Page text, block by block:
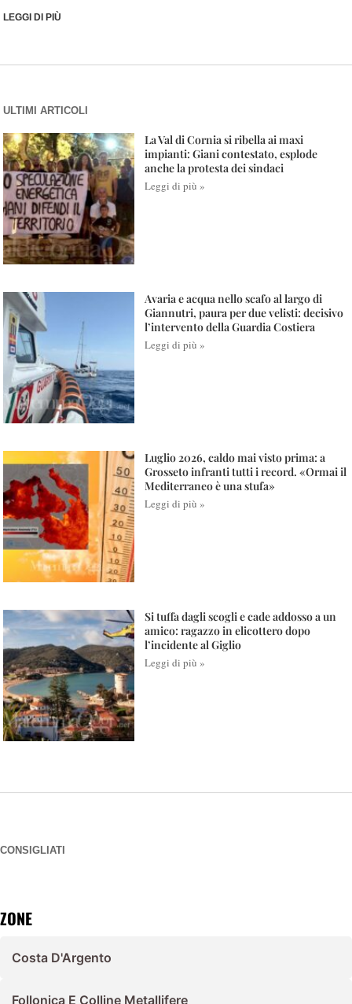
LEGGI DI PIÙ
ULTIMI ARTICOLI
La Val di Cornia si ribella ai maxi
impianti: Giani contestato, esplode
anche la protesta dei sindaci
Leggi di più »
Avaria e acqua nello scafo al largo di
Giannutri, paura per due velisti: decisivo
l’intervento della Guardia Costiera
Leggi di più »
Luglio 2026, caldo mai visto prima: a
Grosseto infranti tutti i record. «Ormai il
Mediterraneo è una stufa»
Leggi di più »
Si tuffa dagli scogli e cade addosso a un
amico: ragazzo in elicottero dopo
l’incidente al Giglio
Leggi di più »
CONSIGLIATI
ZONE
Costa D'Argento
Follonica E Colline Metallifere